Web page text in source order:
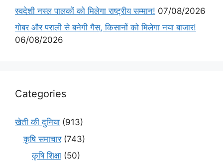
स्वदेशी नस्ल पालकों को मिलेगा राष्ट्रीय सम्मान! 07/08/2026
गोबर और पराली से बनेगी गैस, किसानों को मिलेगा नया बाजार!
06/08/2026
Categories
खेती की दुनिया (913)
कृषि समाचार(743)
कृषि शिक्षा (50)